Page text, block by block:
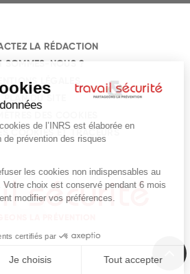
LA PRÉVENTION
LA RÉDACTION
SOMMES-NOUS ?
LÉGALES
PLAN DU SITE
COOKIES ET TRACEURS